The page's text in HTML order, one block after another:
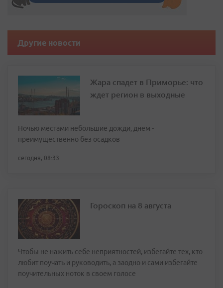
Другие новости
Жара спадет в Приморье: что
ждет регион в выходные
Ночью местами небольшие дожди, днем -
преимущественно без осадков
сегодня, 08:33
Гороскоп на 8 августа
Чтобы не нажить себе неприятностей, избегайте тех, кто
любит поучать и руководить, а заодно и сами избегайте
поучительных ноток в своем голосе